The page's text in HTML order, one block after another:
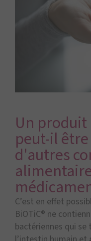
Un produit
peut-il
d'autres
C’est en effet
BiOTiC® ne
bactériennes qui